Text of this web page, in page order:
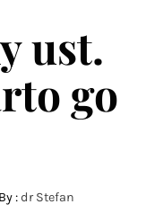
ust.
go
:dr Stefan